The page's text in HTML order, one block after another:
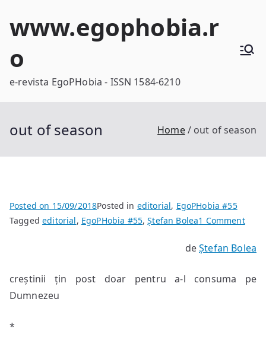
www.egophobia.r
o
e-revista EgoPHobia - ISSN 1584-6210
out of season Home out of season
Posted on 15/09/2018Posted in editorial, EgoPHobia #55
Taggededitorial, EgoPHobia #55,Ștefan Bolea1 Commenton
of
deȘtefan Bolea
creștinii țin post doar pentru a-l consuma pe
Dumnezeu
*